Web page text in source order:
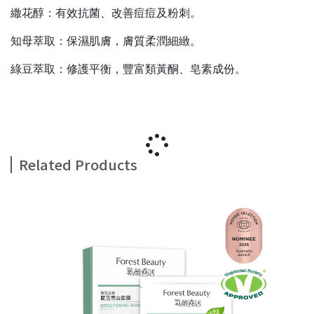
繖花醇：有效抗菌、改善痘痘及粉刺。
知母萃取：保濕肌膚，膚質柔潤細緻。
綠豆萃取：修護平衡，豐富類黃酮、皂素成份。
Related Products